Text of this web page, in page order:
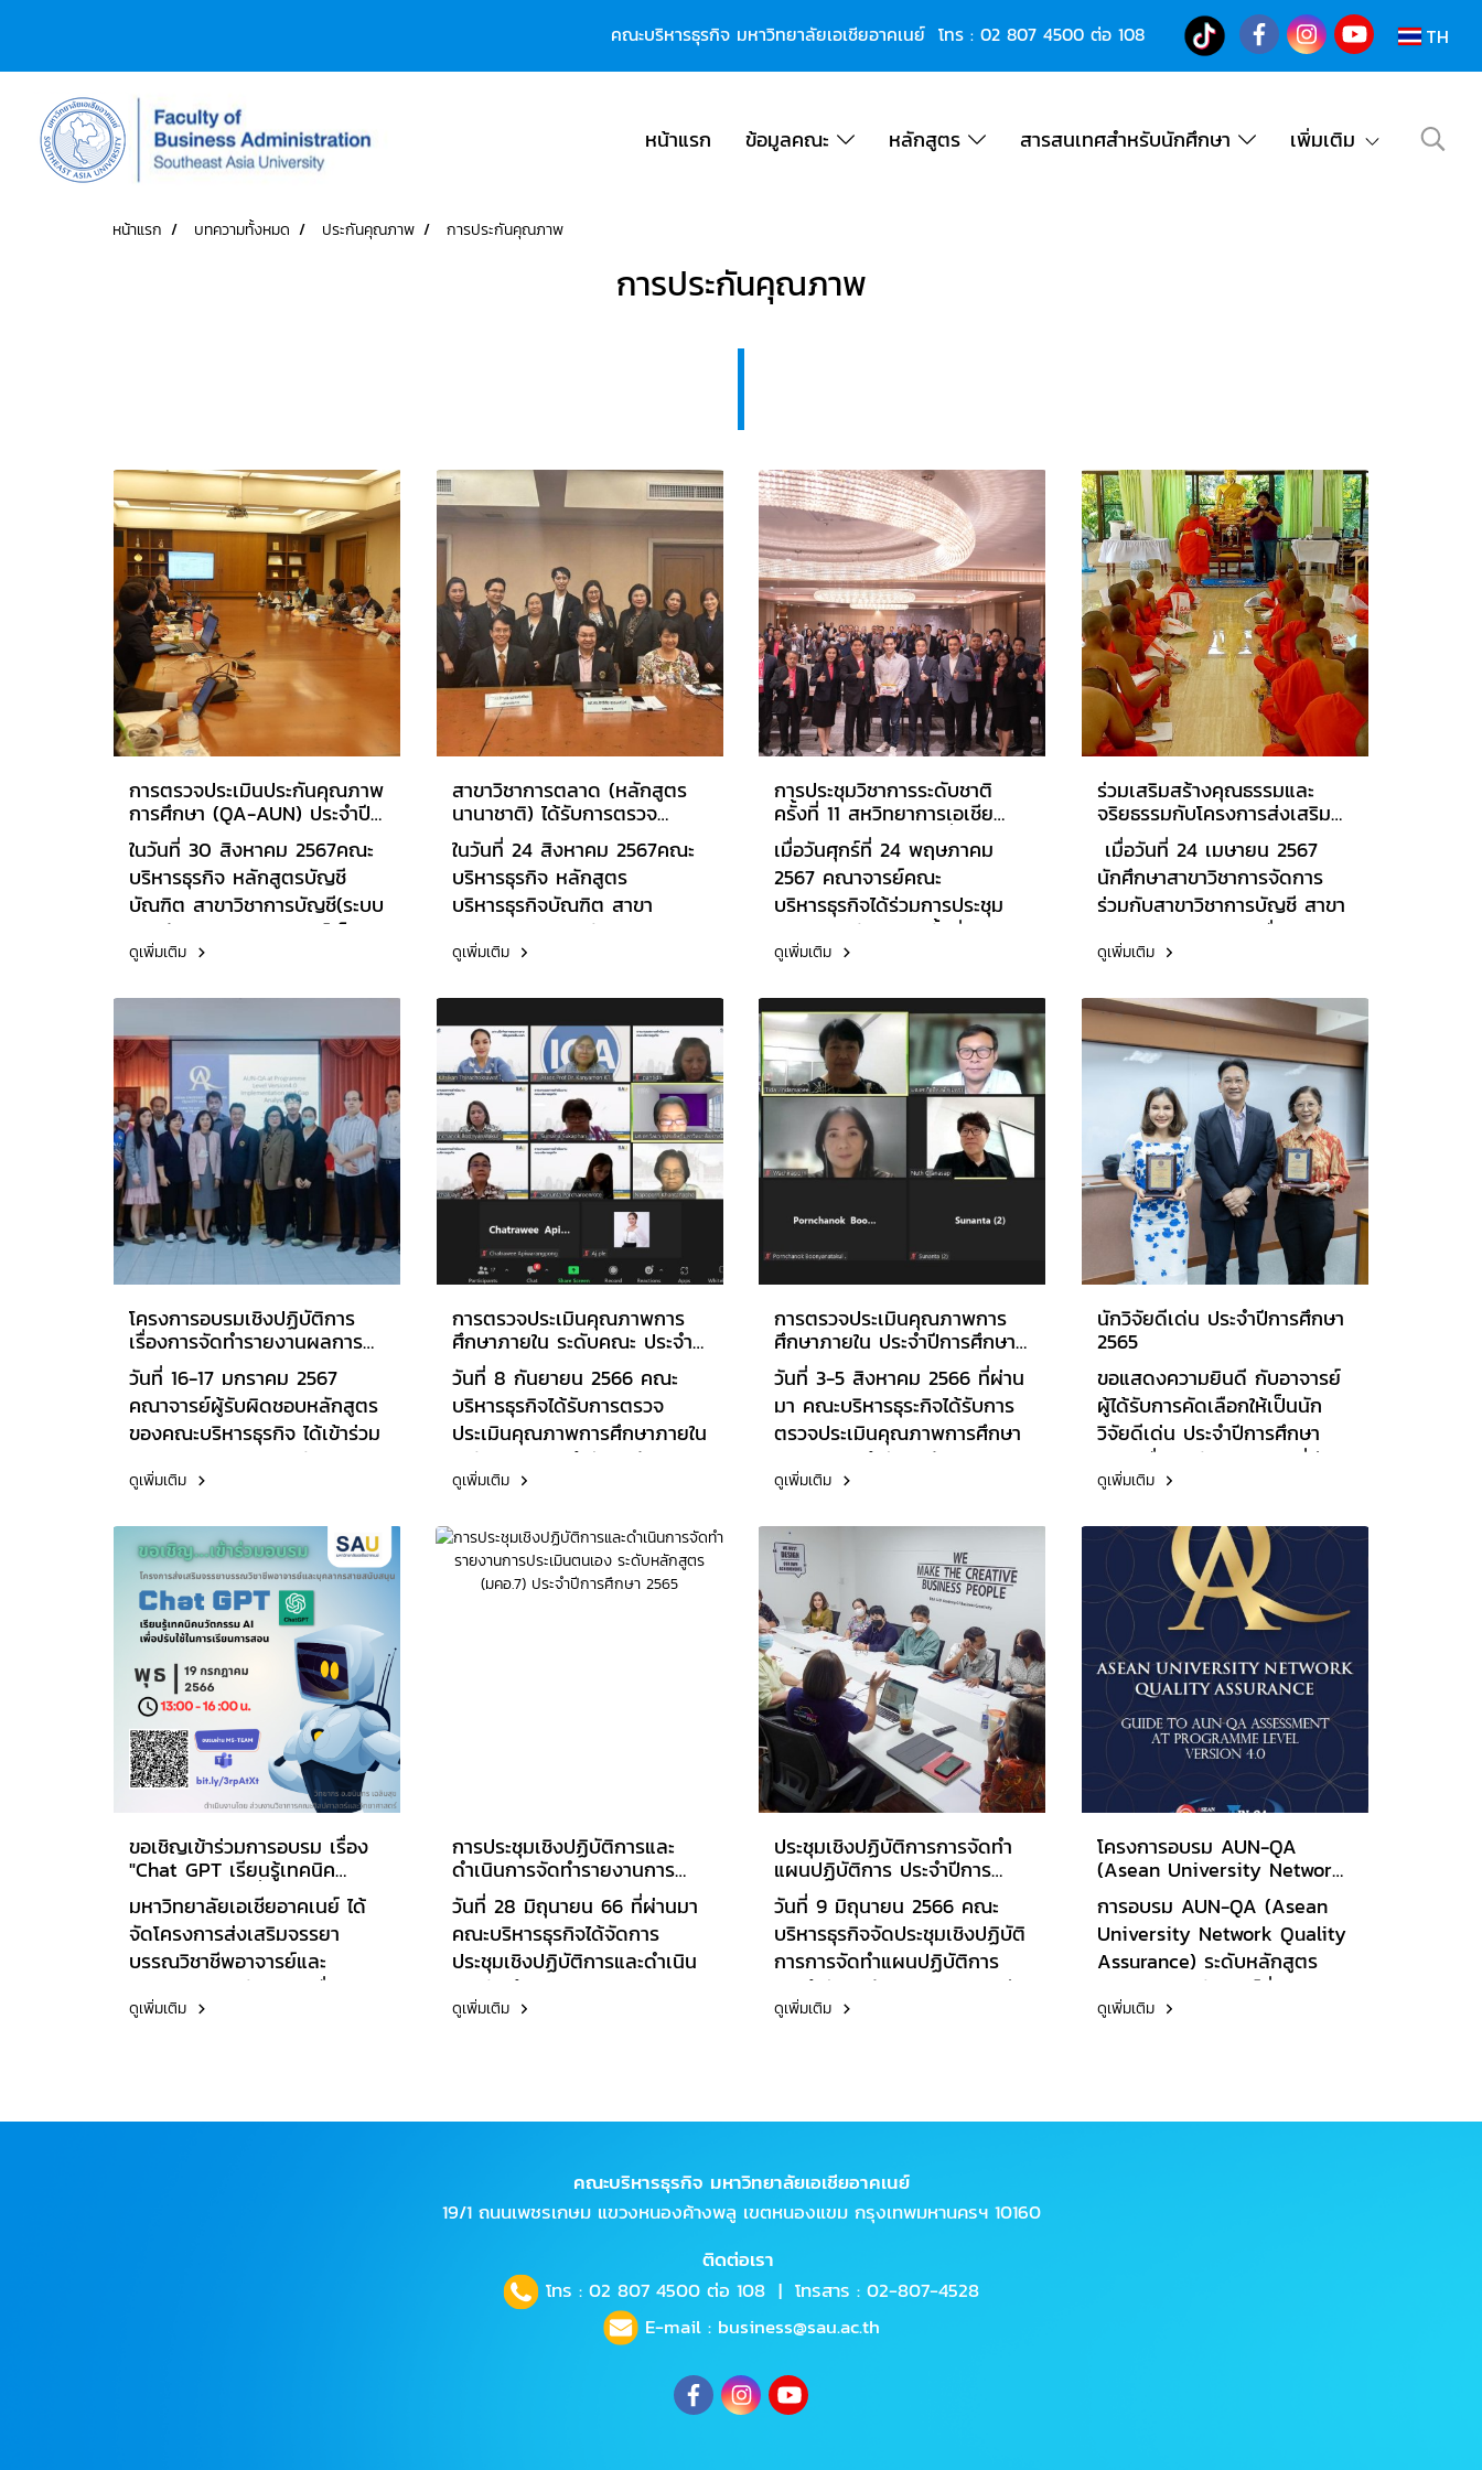
คณะบริหารธุรกิจ มหาวิทยาลัยเอเชียอาคเนย์ โทร : 02 807 4500ต่อ 108 TH
หน้าแรก ข้อมูลคณะ หลักสูตร สารสนเทศสำหรับนักศึกษา เพิ่มเติม
หน้าแรก บทความทั้งหมด ประกันคุณภาพ การประกันคุณภาพ
การประกันคุณภาพ
การตรวจประเมินประกันคุณภาพ
การศึกษา (QA-AUN) ประจำปี
การศึกษา 2566
ในวันที่ 30 สิงหาคม 2567คณะ
บริหารธุรกิจ หลักสูตรบัญชี
บัณฑิต สาขาวิชาการบัญชี(ระบบ
การศึกษาทางไกลอินเทอร์เน็ต)
ได้รับการตรวจประเมินประกัน
รับเกียรติจาก ผศ.ดร.กุสุมา ดำ
พิทักษ์ (ประธาน), ผศ.ดร.สิทธิชัย
ธรรมเสน่ห์ (กรรมการ), อาจารย์
ธิดา จินดามณี (กรรมการ) และ
อาจารย์สุนันทา โสวณากุล
(เลขานุการ)
ดูเพิ่มเติม
สาขาวิชาการตลาด (หลักสูตร
นานาชาติ) ได้รับการตรวจ
ประเมินประกันคุณภาพการศึกษา
(QA-AUN) ประจำปีการศึกษา
2566
ในวันที่ 24 สิงหาคม 2567คณะ
บริหารธุรกิจ หลักสูตร
บริหารธุรกิจบัณฑิต สาขา
วิชาการตลาด (หลักสูตร
นานาชาติ) ได้รับการตรวจ
2566 โดยมี ผศ.ดร.อำพล
นววงศ์เสถียร ประธาน
กรรมการ ผศ.ดร.สิทธิชัย
ธรรมเสน่ห์ กรรมการ
อาจารย์ธิดา จินดามณี
กรรมการ และอาจารย์สุ
นันทา โสวณากุล เลขานุการ
ดูเพิ่มเติม
การประชุมวิชาการระดับชาติ
ครั้งที่ 11 สหวิทยาการเอเชีย
อาคเนย์ 2567 " AI เพื่อการ
พัฒนาประเทศสู่ความยั่งยืน" ณ
โรงแรมริชมอนด์ สไตลิช คอน
เวนชั่น รัตนาธิเบศร์ นนทบุรี
เมื่อวันศุกร์ที่ 24 พฤษภาคม
2567 คณาจารย์คณะ
บริหารธุรกิจได้ร่วมการประชุม
วิชาการระดับชาติ ครั้งที่ 11 สห
วิทยาการเอเชียอาคเนย์ 2567 "
ความยั่งยืน" ณ โรงแรม
ริชมอนด์ สไตลิช คอนเวนชั่น
รัตนาธิเบศร์ นนทบุรี
ดูเพิ่มเติม
ร่วมเสริมสร้างคุณธรรมและ
จริยธรรมกับโครงการส่งเสริม
ศิลปวัฒนธรรมและพระพุทธ
ศาสนา ณ วัดอุดมรังสี เขต
หนองแขม
เมื่อวันที่ 24 เมษายน 2567
นักศึกษาสาขาวิชาการจัดการ
ร่วมกับสาขาวิชาการบัญชี สาขา
วิชาระบบสารสนเทศเพื่อธุรกิจ
ดิจิทัล และสาขาวิชาการจัดการ
คุณธรรมและจริยธรรมกับ
โครงการส่งเสริมศิลปวัฒนธรรม
และพระพุทธศาสนา ซึ่งเป็นหัวใจ
สำคัญในการบูรณาการความรู้
เข้ากับการบริการสังคม
โดยที่ผ่านมาอาจารย์และ
นักศึกษาสาขาวิชาการจัดการ
สาขาวิชาระบบสารสนเทศเพื่อ
ธุรกิจดิจิทัล ได้ส่งมอบเว็บไซต์
การยืมคืนของวัดอุดมรังสี และ
QR Code ใบเซียมซีและได้จัด
กิจกรรมการเรียนรู้ภาษาอังกฤษ
ทางพุทธศาสนาและสันทนาการ
ซึ่งเป็นส่วนหนึ่งของการทำนุ
บำรุงพระพุทธศาสนา วัดอุดม
รังสี เขตหนองแขม กรุงเทพฯ
ดูเพิ่มเติม
โครงการอบรมเชิงปฏิบัติการ
เรื่องการจัดทำรายงานผลการ
ดำเนินงานหลักสูตรตามเกณฑ์
AUN-QA ให้กับอาจารย์ผู้รับผิด
ชอบหลักสูตร มหาวิทยาลัย
วิทยาลัยเอเชียอาคเนย์
วันที่ 16-17 มกราคม 2567
คณาจารย์ผู้รับผิดชอบหลักสูตร
ของคณะบริหารธุรกิจ ได้เข้าร่วม
โครงการอบรมเชิงปฏิบัติการ
เรื่องการจัดทำรายงานผลการ
AUN-QA ให้กับอาจารย์ผู้รับผิด
ชอบหลักสูตร มหาวิทยาลัย
วิทยาลัยเอเชียอาคเนย์ โดยมี
อาจารย์ธิดา จินดามณี ผู้อำนวย
การสำนักนโยบายและแผน
กล่าวรายงานวัตถุประสงค์การ
จัดโครงการ และ ผศ.ดร.สิทธิชัย
ธรรมเสน่ห์ ผู้ช่วยอธิการบดีฝ่าย
วิชาการและประกันคุณภาพระดับ
บัณฑิตศึกษา เป็นประธานกล่าว
เปิดงาน ซึ่งการจัดอบรมครั้งนี้
ได้รับเกียรติจาก รอง
ศาสตราจารย์ คณิตา ตังคณานุ
รักษผู้ช่วยอธิการบดีฝ่ายพัฒนา
คุณภาพ มหาวิทยาลัย
เกษตรศาสตร์ เป็นวิทยากร
ดูเพิ่มเติม
การตรวจประเมินคุณภาพการ
ศึกษาภายใน ระดับคณะ ประจำปี
การศึกษา 2565
วันที่ 8 กันยายน 2566 คณะ
บริหารธุรกิจได้รับการตรวจ
ประเมินคุณภาพการศึกษาภายใน
ระดับคณะ ประจำปีการศึกษา
2565 ผ่าน Application Zoom
กาญจนาทวีกูล, ผศ.ดร.วัลยา ชู
ประดิษฐ์ และอาจารย์ธิดา
จินดามณี เป็นคณะกรรมการ
ดูเพิ่มเติม
การตรวจประเมินคุณภาพการ
ศึกษาภายใน ประจําปีการศึกษา
2565
วันที่ 3-5 สิงหาคม 2566 ที่ผ่าน
มา คณะบริหารธุระกิจได้รับการ
ตรวจประเมินคุณภาพการศึกษา
ภายใน ประจําปีการศึกษา 2565
จำนวน 3 หลักสูตร
บัณฑิต สาขาวิชาระบบ
สารสนเทศเพื่อธุรกิจดิจิทัล
หลักสูตรบัญชีบัณฑิต สาขา
วิชาการบัญชี และ หลักสูตร
บริหารธุรกิจมหาบัณฑิต สาขา
วิชาบริหารธุรกิจ (หลักสูตร
นานาชาติ)
ดูเพิ่มเติม
นักวิจัยดีเด่น ประจำปีการศึกษา
2565
ขอแสดงความยินดี กับอาจารย์
ผู้ได้รับการคัดเลือกให้เป็นนัก
วิจัยดีเด่น ประจำปีการศึกษา
2565 ชื่อรางวัล : ในฐานะที่มีราย
ชื่อปรากฏอยู่ใน WORLD’S TOP
SINGLE YEAR CITATION
IMPACT 2021 และ นักวิจัยเด่น
ประเภทได้รับทุนอุดหนุนการทำ
วิจัยจากภายนอกรอง
ศาสตราจารย์ ดร.วีระพันธ์ ด้วง
ทองสุข นักวิจัยดีเด่น ประเภท
การตีพิมพ์เผยแพร่ผลงานวิจัย
คณะวิศวกรรมศาสตร์ รอง
ศาสตราจารย์สิริวิช ทัดสวน
น.อ.ผศ.ดร.ไชโย ธรรมรัตน์ ร.น.
นักวิจัยดีเด่น ประเภทการตีพิมพ์
เผยแพร่ผลงานวิจัย คณะ
บริหารธุรกิจ รองศาสตราจารย์
ดร.พรรณ์ธิดา เหล่าพวงศักดิ์
อาจารย์กฤตศิกาญจน์ ธีรโชค
สวัสดิ์ นักวิจัยดีเด่น ประเภท
การตีพิมพ์เผยแพร่ผลงานวิจัย
คณะนิติศาสตร์ อาจารย์พงษ์
ดูเพิ่มเติม
ขอเชิญเข้าร่วมการอบรม เรื่อง
"Chat GPT เรียนรู้เทคนิค
นวัตกรรม AI เพื่อปรับใช้ในการ
เรียนการสอน"
มหาวิทยาลัยเอเชียอาคเนย์ ได้
จัดโครงการส่งเสริมจรรยา
บรรณวิชาชีพอาจารย์และ
บุคลากรสายสนับสนุน เรื่อง
"Chat GPT เรียนรู้เทคนิค
16:00 น. ผ่านทาง MS. Team
ดูเพิ่มเติม
การประชุมเชิงปฏิบัติการและ
ดำเนินการจัดทำรายงานการ
ประเมินตนเอง ระดับหลักสูตร
(มคอ.7) ประจำปีการศึกษา 2565
วันที่ 28 มิถุนายน 66 ที่ผ่านมา
คณะบริหารธุรกิจได้จัดการ
ประชุมเชิงปฏิบัติการและดำเนิน
การจัดทำรายงานการประเมิน
ตนเอง ระดับหลักสูตร (มคอ.7)
ดูเพิ่มเติม
ประชุมเชิงปฏิบัติการการจัดทำ
แผนปฏิบัติการ ประจำปีการ
ศึกษา 2566
วันที่ 9 มิถุนายน 2566 คณะ
บริหารธุรกิจจัดประชุมเชิงปฏิบัติ
การการจัดทำแผนปฏิบัติการ
ประจำปีการศึกษา 2566 โดยมี
ผศ.พรชนก บุญญานันทกุล รอง
ดูเพิ่มเติม
โครงการอบรม AUN-QA
(Asean University Network
Quality Assurance)
การอบรม AUN-QA (Asean
University Network Quality
Assurance) ระดับหลักสูตร
(sparkle) ในวันเสาร์ที่ 20
พฤษภาคม 2566 เวลา 9.00-
ดูเพิ่มเติม
คณะบริหารธุรกิจ มหาวิทยาลัยเอเชียอาคเนย์
19/1 ถนนเพชรเกษม แขวงหนองค้างพลู เขตหนองแขม กรุงเทพมหานครฯ 10160
ติดต่อเรา
โทร : 02 807 4500 ต่อ 108 | โทรสาร : 02-807-4528
E-mail : business@sau.ac.th